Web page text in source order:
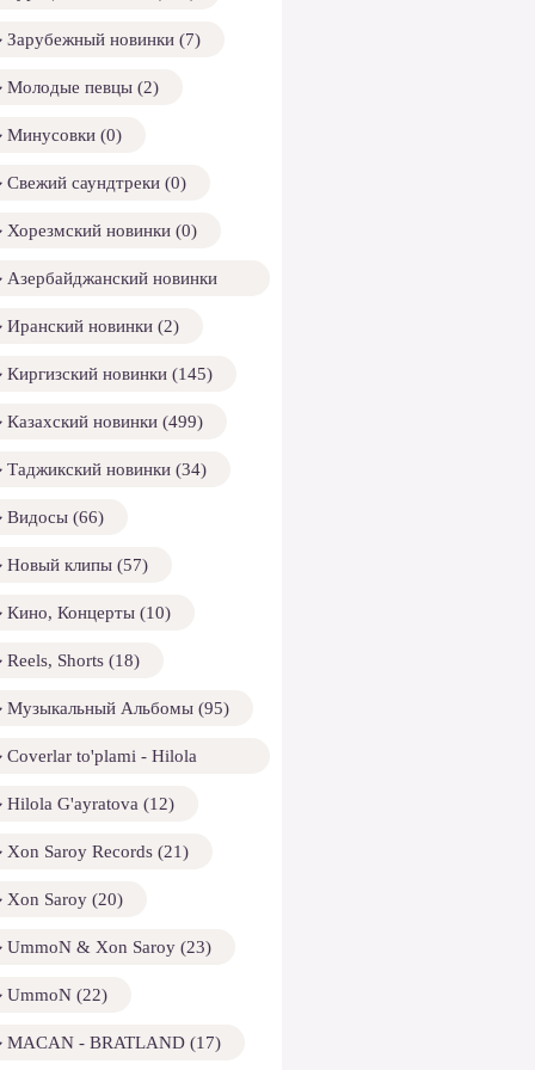
Зарубежный новинки (7)
Молодые певцы (2)
Минусовки (0)
Свежий саундтреки (0)
Хорезмский новинки (0)
Азербайджанский новинки
Иранский новинки (2)
Киргизский новинки (145)
Казахский новинки (499)
Таджикский новинки (34)
Видосы (66)
Новый клипы (57)
Кино, Концерты (10)
Reels, Shorts (18)
Музыкальный Альбомы (95)
Coverlar to'plami - Hilola
Hilola G'ayratova (12)
Xon Saroy Records (21)
Xon Saroy (20)
UmmoN & Xon Saroy (23)
UmmoN (22)
MACAN - BRATLAND (17)